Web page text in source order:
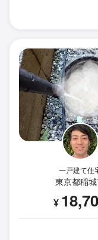
一戸建て住
東京都稲
¥